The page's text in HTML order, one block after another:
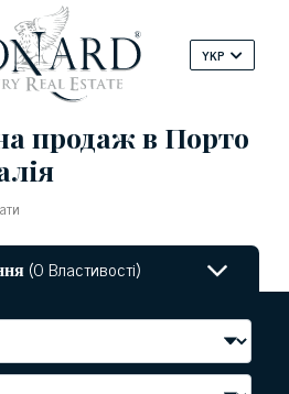
YKP
продаж в Порто
(0 Властивості)